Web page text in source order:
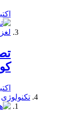
اکتبر 21,
اکتبر 21,
تکنولوژی